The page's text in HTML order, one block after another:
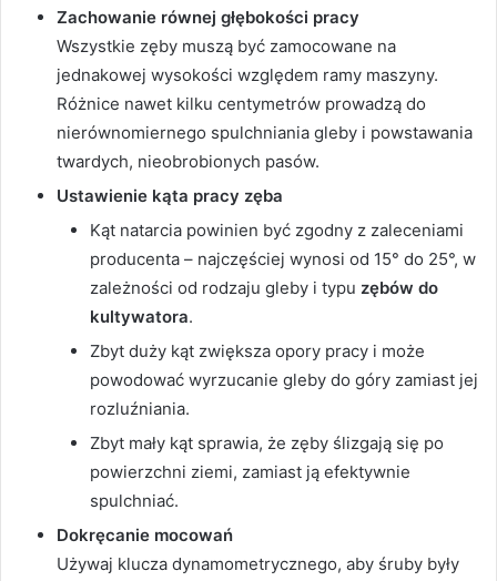
Zachowanie równej głębokości pracy
Wszystkie zęby muszą być zamocowane na
jednakowej wysokości względem ramy maszyny.
Różnice nawet kilku centymetrów prowadzą do
nierównomiernego spulchniania gleby i powstawania
twardych, nieobrobionych pasów.
Ustawienie kąta pracy zęba
Kąt natarcia powinien być zgodny z zaleceniami
producenta – najczęściej wynosi od 15° do 25°, w
zależności od rodzaju gleby i typu zębów do
kultywatora.
Zbyt duży kąt zwiększa opory pracy i może
powodować wyrzucanie gleby do góry zamiast jej
rozluźniania.
Zbyt mały kąt sprawia, że zęby ślizgają się po
powierzchni ziemi, zamiast ją efektywnie
spulchniać.
Dokręcanie mocowań
Używaj klucza dynamometrycznego, aby śruby były